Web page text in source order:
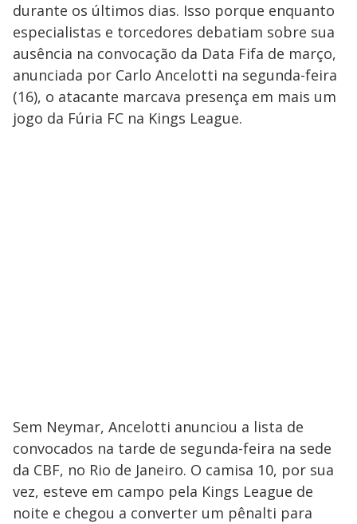
durante os últimos dias. Isso porque enquanto
especialistas e torcedores debatiam sobre sua
ausência na convocação da Data Fifa de março,
anunciada por Carlo Ancelotti na segunda-feira
(16), o atacante marcava presença em mais um
jogo da Fúria FC na Kings League.
Sem Neymar, Ancelotti anunciou a lista de
convocados na tarde de segunda-feira na sede
da CBF, no Rio de Janeiro. O camisa 10, por sua
vez, esteve em campo pela Kings League de
noite e chegou a converter um pênalti para